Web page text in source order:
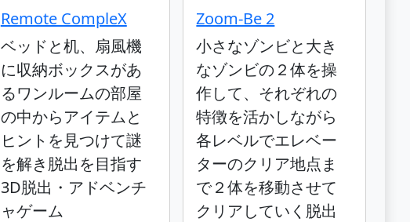
Remote CompleX
ベッドと机、扇風機
に収納ボックスがあ
るワンルームの部屋
の中からアイテムと
ヒントを見つけて謎
を解き脱出を目指す
3D脱出・アドベンチ
ャゲーム
Zoom-Be 2
小さなゾンビと大き
なゾンビの２体を操
作して、それぞれの
特徴を活かしながら
各レベルでエレベー
ターのクリア地点ま
で２体を移動させて
クリアしていく脱出